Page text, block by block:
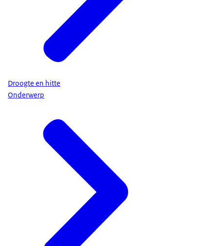
Droogte en hitte
Onderwerp